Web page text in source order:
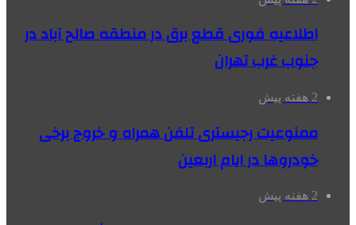
اطلاعیه فوری قطع برق در منطقه صالح آباد در
جنوب غرب تهران
2 هفته پیش
ممنوعیت رجیستری تلفن همراه و خروج برخی
خودروها در ایام اربعین
2 هفته پیش